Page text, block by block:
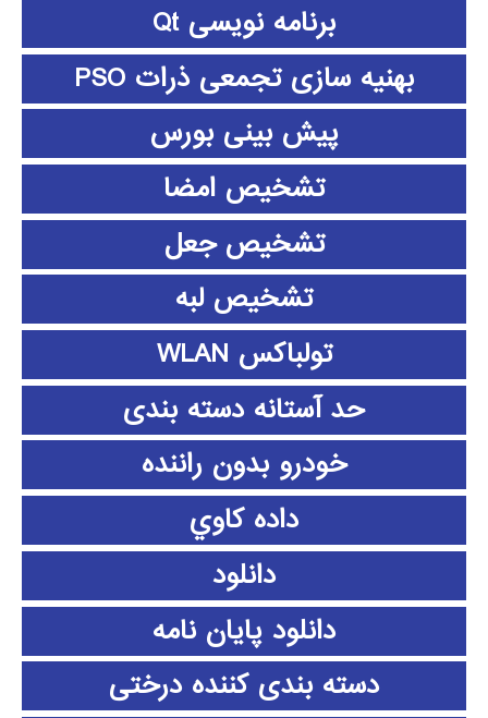
برنامه نویسی Qt
بهنیه سازی تجمعی ذرات PSO
پیش بینی بورس
تشخیص امضا
تشخیص جعل
تشخیص لبه
تولباکس WLAN
حد آستانه دسته بندی
خودرو بدون راننده
داده كاوي
دانلود
دانلود پايان نامه
دسته بندی کننده درختی